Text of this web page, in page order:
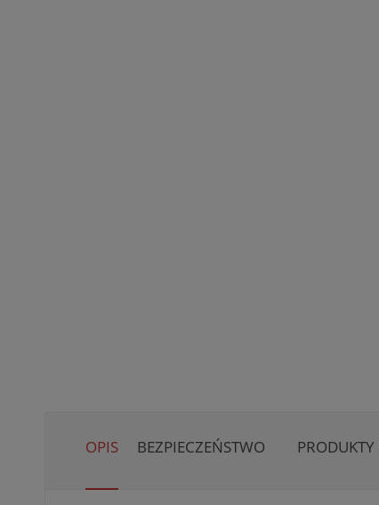
OPIS BEZPIECZEŃSTWO